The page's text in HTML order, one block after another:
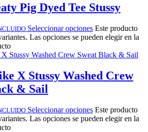
Pig Dyed Tee Stussy
Seleccionar opciones Este producto
Las opciones se pueden elegir en la
X Stussy Washed Crew
& Sail
Seleccionar opciones Este producto
Las opciones se pueden elegir en la